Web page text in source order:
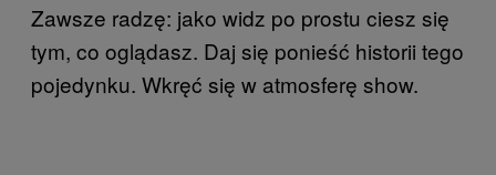
Zawsze radzę: jako widz po prostu ciesz się
tym, co oglądasz. Daj się ponieść historii tego
pojedynku. Wkręć się w atmosferę show.